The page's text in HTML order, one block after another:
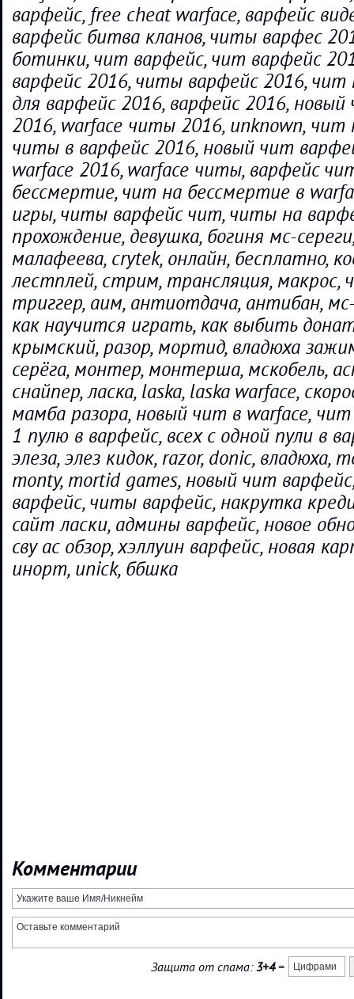
варфейс, free cheat warface, варфейс
варфейс битва кланов, читы варфес
ботинки, чит варфейс, чит варфейс
варфейс 2016, читы варфейс 2016,
для варфейс 2016, варфейс 2016,
2016, warface читы 2016, unknown, чит
читы в варфейс 2016, новый чит
warface 2016, warface читы, варфейс
бессмертие, чит на бессмертие в
игры, читы варфейс чит, читы на
прохождение, девушка, богиня мс-
малафеева, crytek, онлайн, бесплатно,
лестплей, стрим, трансляция, макрос,
триггер, аим, антиотдача, антибан,
как научится играть, как выбить
крымский, разор, мортид, владюха
серёга, монтер, монтерша, мскобель,
снайпер, ласка, laska, laska warface,
мамба разора, новый чит в warface,
1 пулю в варфейс, всех с одной пули в
элеза, элез кидок, razor, donic, владюха,
monty, mortid games, новый чит
варфейс, читы варфейс, накрутка
сайт ласки, админы варфейс, новое
сву ас обзор, хэллуин варфейс, новая
инорт, unick, ббшка
Комментарии
Защита от спама:3+4=